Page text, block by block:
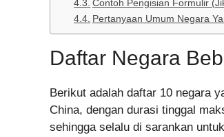
Contoh Pengisian Formulir
Pertanyaan Umum Negara
Daftar Negara
Berikut adalah daftar 10 negara
China, dengan durasi tinggal
sehingga selalu di sarankan